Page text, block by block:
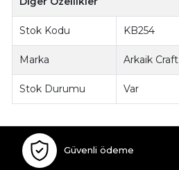
Stok Kodu KB254
Marka Arkaik Craft
Stok Durumu Var
Güvenli ödeme